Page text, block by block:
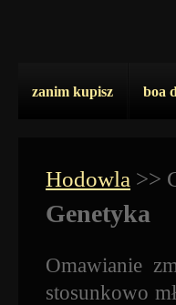
zanim kupisz boa
Hodowla >>
Genetyka
Omawianie
stosunkowo